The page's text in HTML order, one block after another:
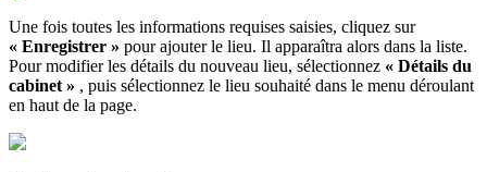
Une fois toutes les informations requises saisies, cliquez sur
« Enregistrer » pour ajouter le lieu. Il apparaîtra alors dans la liste.
Pour modifier les détails du nouveau lieu, sélectionnez « Détails du
cabinet » , puis sélectionnez le lieu souhaité dans le menu déroulant
en haut de la page.